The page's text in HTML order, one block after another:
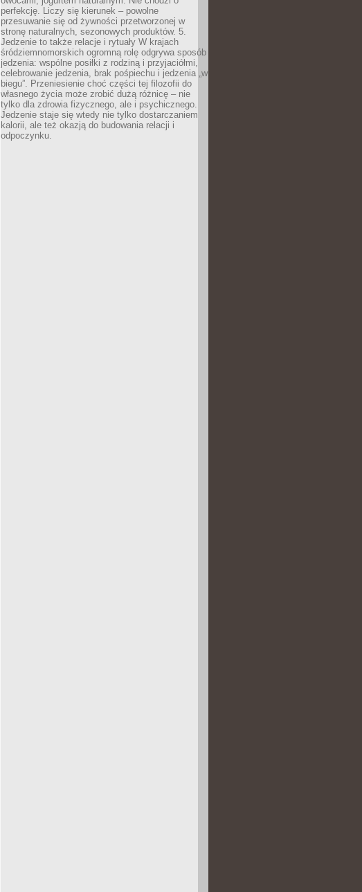
perfekcję. Liczy się kierunek – powolne
przesuwanie się od żywności przetworzonej w
stronę naturalnych, sezonowych produktów. 5.
Jedzenie to także relacje i rytuały W krajach
śródziemnomorskich ogromną rolę odgrywa sposób
jedzenia: wspólne posiłki z rodziną i przyjaciółmi,
celebrowanie jedzenia, brak pośpiechu i jedzenia „w
biegu”. Przeniesienie choć części tej filozofii do
własnego życia może zrobić dużą różnicę – nie
tylko dla zdrowia fizycznego, ale i psychicznego.
Jedzenie staje się wtedy nie tylko dostarczaniem
kalorii, ale też okazją do budowania relacji i
odpoczynku.